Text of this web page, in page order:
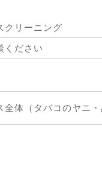
クリーニング
ください
全体（タバコのヤニ・